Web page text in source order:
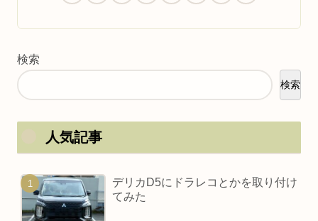
検索
検索
人気記事
デリカD5にドラレコとかを取り付け
てみた